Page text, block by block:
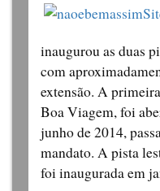
inaugurou as duas
com
extensão. A
Boa Viagem, foi
junho de 2014,
mandato. A pista
foi inaugurada em